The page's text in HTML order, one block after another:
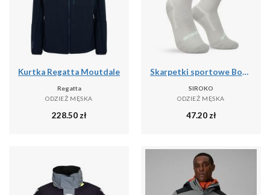
Kurtka Regatta Moutdale
Regatta
ODZIEŻ MĘSKA
228.50 zł
Skarpetki sportowe Boombastic Siroko BBC Amp Gray
SIROKO
ODZIEŻ MĘSKA
47.20 zł